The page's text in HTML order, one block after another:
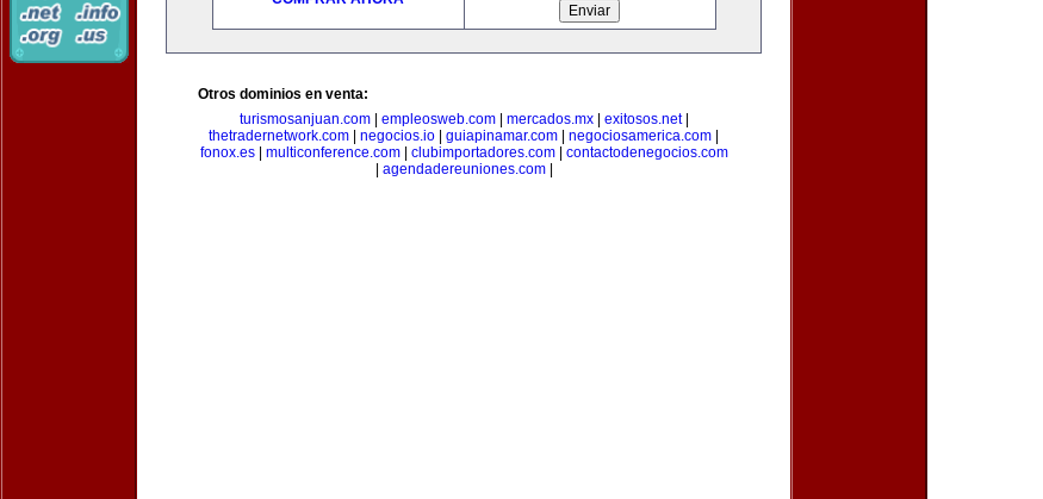
Otros dominios en venta:
turismosanjuan.com| empleosweb.com| mercados.mx| exitosos.net|
thetradernetwork.com
negocios.io guiapinamar.com negociosamerica.com
fonox.es| multiconference.com| clubimportadores.com| contactodenegocios.com
agendadereuniones.com|